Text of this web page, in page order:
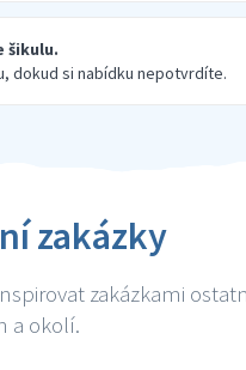
šikulu.
dokud si nabídku nepotvrdíte.
zakázky
zakázkami
a okolí.